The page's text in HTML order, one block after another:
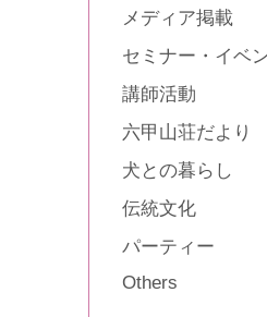
メディア掲載
セミナー・イベ
講師活動
六甲山荘だより
犬との暮らし
伝統文化
パーティー
Others